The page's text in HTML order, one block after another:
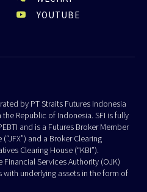
YOUTUBE
by PT Straits Futures Indonesia
the Republic of Indonesia. SFI is fully
and is a Futures Broker Member
and a Broker Clearing
Clearing House (“KBI”).
Services Authority (OJK)
underlying assets in the form of